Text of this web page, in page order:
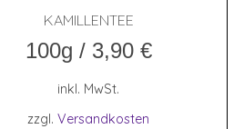
KAMIL­LEN­TEE
100g / 3,90 €
inkl. MwSt.
zzgl. Versandkosten